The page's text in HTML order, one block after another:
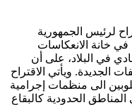
لرئيس الجمهورية
خانة الانعكاسات
في البلاد، على أن
الجديدة. ويأتي الاقتراح
الى منظمات إجرامية
الحدودية كالبقاع